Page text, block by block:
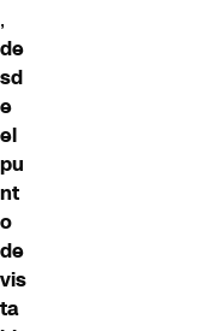
,
de
sd
e
el
pu
nt
o
de
vis
ta